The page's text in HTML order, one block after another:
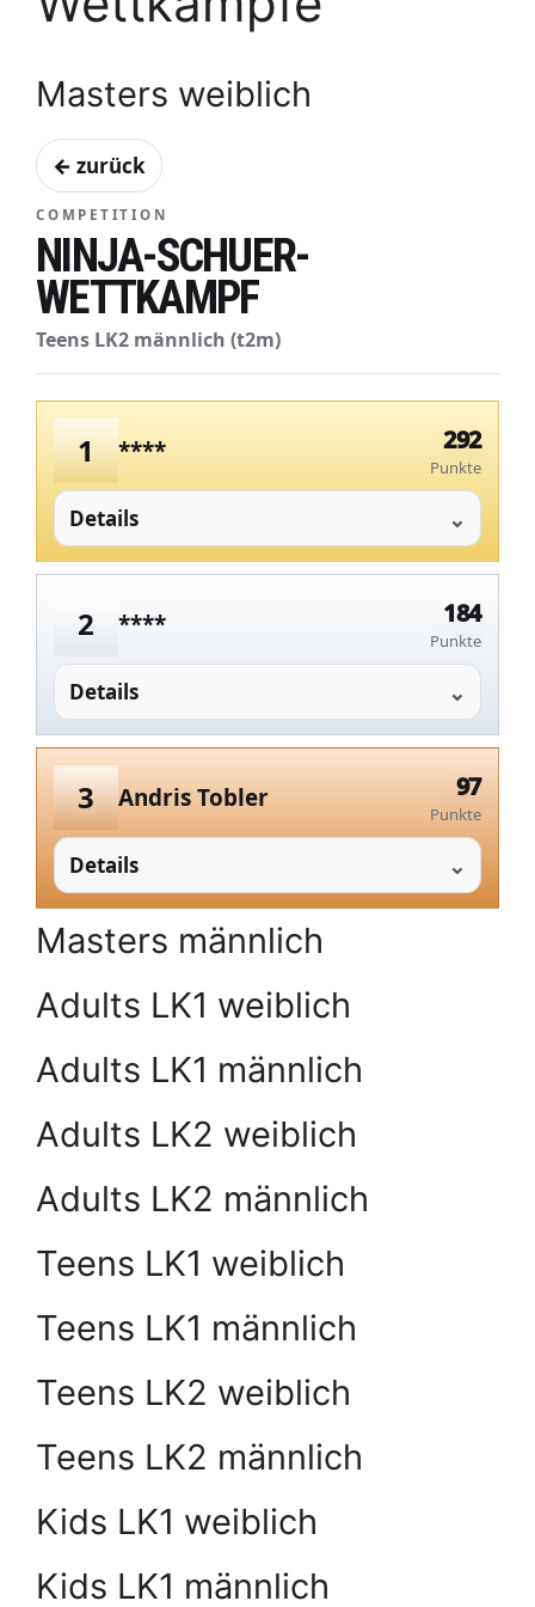
Masters weiblich
← zurück
COMPETITION
NINJA-SCHUER-
WETTKAMPF
Teens LK2 männlich (t2m)
1 **** 292
Punkte
Details
2 **** 184
Punkte
Details
3 Andris Tobler 97
Punkte
Details
Masters männlich
Adults LK1 weiblich
Adults LK1 männlich
Adults LK2 weiblich
Adults LK2 männlich
Teens LK1 weiblich
Teens LK1 männlich
Teens LK2 weiblich
Teens LK2 männlich
Kids LK1 weiblich
Kids LK1 männlich